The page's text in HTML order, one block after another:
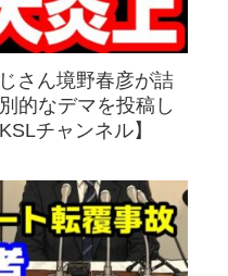
さん境野春彦が詰
的なデマを投稿し
チャンネル】